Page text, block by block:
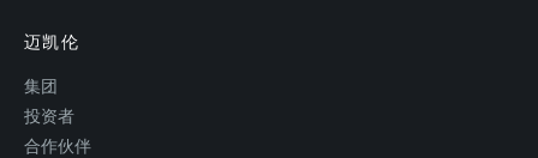
迈凯伦
集团
投资者
合作伙伴